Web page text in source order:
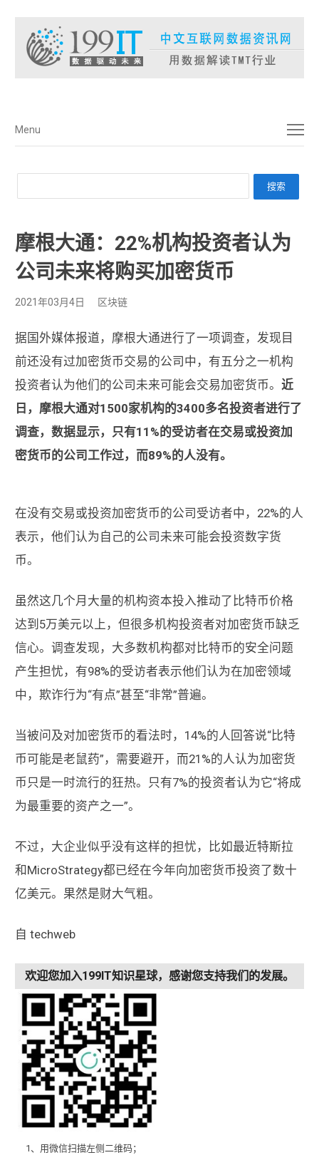
菜单
Menu
摩根大通：22%机构投资者认为
公司未来将购买加密货币
2021年03月4日 区块链
据国外媒体报道，摩根大通进行了一项调查，发现目
前还没有过加密货币交易的公司中，有五分之一机构
投资者认为他们的公司未来可能会交易加密货币。 近
日，摩根大通对1500家机构的3400多名投资者进行了
调查，数据显示，只有11%的受访者在交易或投资加
密货币的公司工作过，而89%的人没有。
在没有交易或投资加密货币的公司受访者中，22%的人
表示，他们认为自己的公司未来可能会投资数字货
币。
虽然这几个月大量的机构资本投入推动了比特币价格
达到5万美元以上，但很多机构投资者对加密货币缺乏
信心。调查发现，大多数机构都对比特币的安全问题
产生担忧，有98%的受访者表示他们认为在加密领域
中，欺诈行为“有点”甚至“非常”普遍。
当被问及对加密货币的看法时，14%的人回答说“比特
币可能是老鼠药”，需要避开，而21%的人认为加密货
币只是一时流行的狂热。只有7%的投资者认为它“将成
为最重要的资产之一”。
不过，大企业似乎没有这样的担忧，比如最近特斯拉
和MicroStrategy都已经在今年向加密货币投资了数十
亿美元。果然是财大气粗。
自 techweb
欢迎您加入199IT知识星球，感谢您支持我们的发展。
1、用微信扫描左侧二维码；